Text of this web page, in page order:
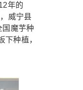
年的
威宁县
魔芋种
种植，